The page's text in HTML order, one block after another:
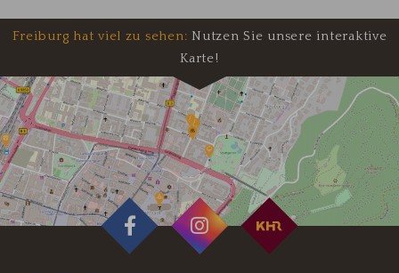
Freiburg hat viel zu sehen: Nutzen Sie unsere interaktive
Karte!